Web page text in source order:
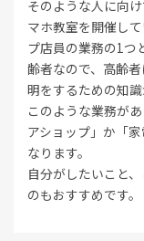
そのような人に向
マホ教室を開催し
プ店員の業務の1つ
齢者なので、高齢
明をするための知識
このような業務が
アショップ」か「
なります。
自分がしたいこと
のもおすすめです。